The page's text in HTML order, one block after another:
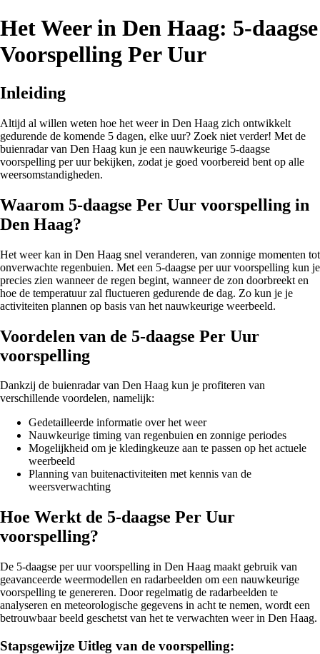
Het Weer in Den Haag: 5-daagse
Voorspelling Per Uur
Inleiding
Altijd al willen weten hoe het weer in Den Haag zich ontwikkelt
gedurende de komende 5 dagen, elke uur? Zoek niet verder! Met de
buienradar van Den Haag kun je een nauwkeurige 5-daagse
voorspelling per uur bekijken, zodat je goed voorbereid bent op alle
weersomstandigheden.
Waarom 5-daagse Per Uur voorspelling in
Den Haag?
Het weer kan in Den Haag snel veranderen, van zonnige momenten tot
onverwachte regenbuien. Met een 5-daagse per uur voorspelling kun je
precies zien wanneer de regen begint, wanneer de zon doorbreekt en
hoe de temperatuur zal fluctueren gedurende de dag. Zo kun je je
activiteiten plannen op basis van het nauwkeurige weerbeeld.
Voordelen van de 5-daagse Per Uur
voorspelling
Dankzij de buienradar van Den Haag kun je profiteren van
verschillende voordelen, namelijk:
Gedetailleerde informatie over het weer
Nauwkeurige timing van regenbuien en zonnige periodes
Mogelijkheid om je kledingkeuze aan te passen op het actuele
weerbeeld
Planning van buitenactiviteiten met kennis van de
weersverwachting
Hoe Werkt de 5-daagse Per Uur
voorspelling?
De 5-daagse per uur voorspelling in Den Haag maakt gebruik van
geavanceerde weermodellen en radarbeelden om een nauwkeurige
voorspelling te genereren. Door regelmatig de radarbeelden te
analyseren en meteorologische gegevens in acht te nemen, wordt een
betrouwbaar beeld geschetst van het te verwachten weer in Den Haag.
Stapsgewijze Uitleg van de voorspelling: